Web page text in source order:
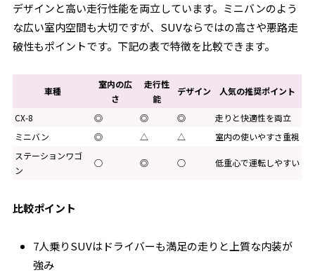
デザインと高い走行性能を両立しています。ミニバンのよう
な広い室内空間も大切ですが、SUVならではの高さや悪路走
破性もポイントです。下記の表で特徴を比較できます。
車種
室内の広
さ
走行性
能
デザイン 人気の推奨ポイント
CX-8 ◎ ◎ ◎
走りと快適性を両立
ミニバン
◎ △ △
室内の使いやすさ重視
ステーションワゴ
ン
○ ◎ ○ 低重心で運転しやすい
比較ポイント
7人乗りSUVはドライバーも満足の走りと上質な内装が
強み